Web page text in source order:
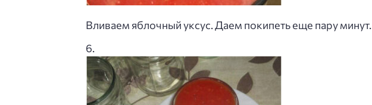
Вливаем яблочный уксус. Даем покипеть еще пару минут.